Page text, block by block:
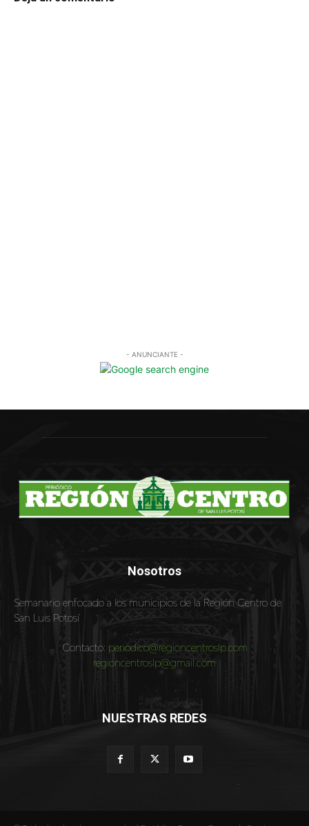
Nosotros
Semanario enfocado a los municipios de la Región Centro de
San Luis Potosí
Contacto: periodico@regioncentroslp.com
regioncentroslp@gmail.com
NUESTRAS REDES